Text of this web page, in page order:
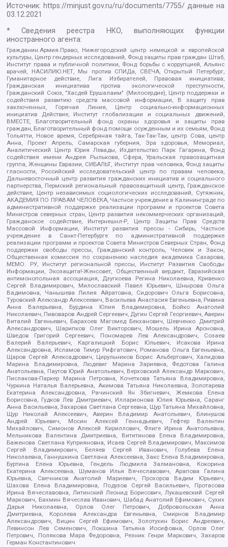
Источник: https://minjust.gov.ru/ru/documents/7755/ данные на
03.12.2021
* Сведения реестра НКО, выполняющих функции
иностранного агента:
Гражданин.Армия.Право, Нижегородский центр немецкой и европейской
культуры, Центр гендерных исследований, Фонд защиты прав граждан Штаб,
Институт права и публичной политики, Фонд борьбы с коррупцией, Альянс
врачей, НАСИЛИЮ.НЕТ, Мы против СПИДа, СВЕЧА, Открытый Петербург,
Гуманитарное действие, Лига Избирателей, Правовая инициатива,
Гражданская инициатива против экологической преступности,
Гражданский Союз, "Хасдей Ерушалаим" (Милосердие), Центр поддержки и
содействия развитию средств массовой информации, В защиту прав
заключенных, Горячая Линия, Центр социально-информационных
инициатив Действие, Институт глобализации и социальных движений,
ВМЕСТЕ, Благотворительный фонд охраны здоровья и защиты прав
граждан, Благотворительный фонд помощи осужденным и их семьям, Фонд
Тольятти, Новое время, Серебряная тайга, Так-Так-Так, центр Сова, центр
Анна, Проект Апрель, Самарская губерния, Эра здоровья, Мемориал,
Аналитический Центр Юрия Левады, Издательство Парк Гагарина, Фонд
содействия имени Андрея Рылькова, Сфера, Уральская правозащитная
группа, Женщины Евразии, СИБАЛЬТ, Институт прав человека, Фонд защиты
гласности, Российский исследовательский центр по правам человека,
Дальневосточный центр развития гражданских инициатив и социального
партнерства, Пермский региональный правозащитный центр, Гражданское
действие, Центр независимых социологических исследований, Сутяжник,
АКАДЕМИЯ ПО ПРАВАМ ЧЕЛОВЕКА, Частное учреждение в Калининграде по
административной поддержке реализации программ и проектов Совета
Министров северных стран, Центр развития некоммерческих организаций,
Гражданское содействие, Интернешнл-Р, Центр Защиты Прав Средств
Массовой Информации, Институт развития прессы - Сибирь, Частное
учреждение в Санкт-Петербурге по административной поддержке
реализации программ и проектов Совета Министров Северных Стран, Фонд
поддержки свободы прессы, Гражданский контроль, Человек и Закон,
Общественная комиссия по сохранению наследия академика Сахарова,
МЕМО. РУ, Институт региональной прессы, Институт Развития Свободы
Информации, Экозащита!-Женсовет, Общественный вердикт, Евразийская
антимонопольная ассоциация, Дзугкоева Регина Николаевна, Кривенко
Сергей Владимирович, Милославский Павел Юрьевич, Шнырова Ольга
Вадимовна, Чанышева Лилия Айратовна, Сидорович Ольга Борисовна,
Туровский Александр Алексеевич, Васильева Анастасия Евгеньевна, Ривина
Анна Валерьевна, Бурдина Юлия Владимировна, Бойко Анатолий
Николаевич, Пивоваров Андрей Сергеевич, Дугин Сергей Георгиевич, Аверин
Виталий Евгеньевич, Барахоев Магомед Бекханович, Шевченко Дмитрий
Александрович, Шарипков Олег Викторович, Мошель Ирина Ароновна,
Шведов Григорий Сергеевич, Пономарев Лев Александрович, Созаев
Валерий Валерьевич, Каргалицкий Борис Юльевич, Исакова Ирина
Александровна, Исламов Тимур Рифгатович, Романова Ольга Евгеньевна,
Щаров Сергей Алексадрович, Цирульников Борис Альбертович, Халидова
Марина Владимировна, Людевиг Марина Зариевна, Федотова Галина
Анатольевна, Паутов Юрий Анатольевич, Верховский Александр Маркович,
Пислакова-Паркер Марина Петровна, Кочеткова Татьяна Владимировна,
Чуркина Наталья Валерьевна, Акимова Татьяна Николаевна, Золотарева
Екатерина Александровна, Рачинский Ян Збигневич, Жемкова Елена
Борисовна, Гудков Лев Дмитриевич, Илларионова Юлия Юрьевна, Саранг
Анна Васильевна, Захарова Светлана Сергеевна, Щур Татьяна Михайловна,
Щур Николай Алексеевич, Аверин Владимир Анатольевич, Блинушов
Андрей Юрьевич, Мосин Алексей Геннадьевич, Гефтер Валентин
Михайлович, Симонов Алексей Кириллович, Флиге Ирина Анатольевна,
Мельникова Валентина Дмитриевна, Вититинова Елена Владимировна,
Баженова Светлана Куприяновна, Исаев Сергей Владимирович, Максимов
Сергей Владимирович, Беляев Сергей Иванович, Голубева Елена
Николаевна, Ганнушкина Светлана Алексеевна, Закс Елена Владимировна,
Буртина Елена Юрьевна, Гендель Людмила Залмановна, Кокорина
Екатерина Алексеевна, Шуманов Илья Вячеславович, Арапова Галина
Юрьевна, Свечников Анатолий Мариевич, Прохоров Вадим Юрьевич,
Шахова Елена Владимировна, Подузов Сергей Васильевич, Протасова
Ирина Вячеславовна, Литинский Леонид Борисович, Лукашевский Сергей
Маркович, Бахмин Вячеслав Иванович, Шабад Анатолий Ефимович, Сухих
Дарья Николаевна, Орлов Олег Петрович, Добровольская Анна
Дмитриевна, Королева Александра Евгеньевна, Смирнов Владимир
Александрович, Вицин Сергей Ефимович, Золотухин Борис Андреевич,
Левинсон Лев Семенович, Локшина Татьяна Иосифовна, Орлов Олег
Петрович, Полякова Мара Федоровна, Резник Генри Маркович, Захаров
Герман Константинович